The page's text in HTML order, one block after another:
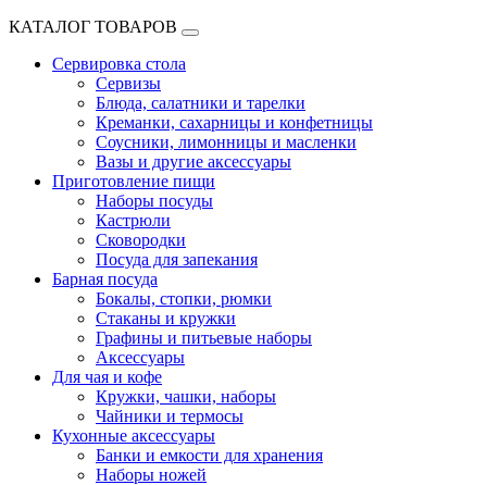
КАТАЛОГ ТОВАРОВ
Сервировка стола
Сервизы
Блюда, салатники и тарелки
Креманки, сахарницы и конфетницы
Соусники, лимонницы и масленки
Вазы и другие аксессуары
Приготовление пищи
Наборы посуды
Кастрюли
Сковородки
Посуда для запекания
Барная посуда
Бокалы, стопки, рюмки
Стаканы и кружки
Графины и питьевые наборы
Аксессуары
Для чая и кофе
Кружки, чашки, наборы
Чайники и термосы
Кухонные аксессуары
Банки и емкости для хранения
Наборы ножей